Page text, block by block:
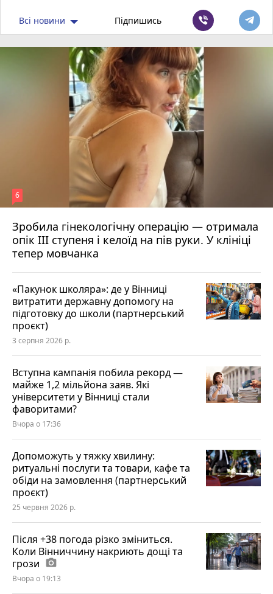
Всі новини Підпишись
Зробила гінекологічну операцію — отримала
опік ІІІ ступеня і келоїд на пів руки. У клініці
тепер мовчанка
6
«Пакунок школяра»: де у Вінниці
витратити державну допомогу на
підготовку до школи (партнерський
проєкт)
3 серпня 2026 р.
Вступна кампанія побила рекорд —
майже 1,2 мільйона заяв. Які
університети у Вінниці стали
фаворитами?
Вчора о 17:36
Допоможуть у тяжку хвилину:
ритуальні послуги та товари, кафе та
обіди на замовлення (партнерський
проєкт)
25 червня 2026 р.
Після +38 погода різко зміниться.
Коли Вінниччину накриють дощі та
грози photo_camera
Вчора о 19:13